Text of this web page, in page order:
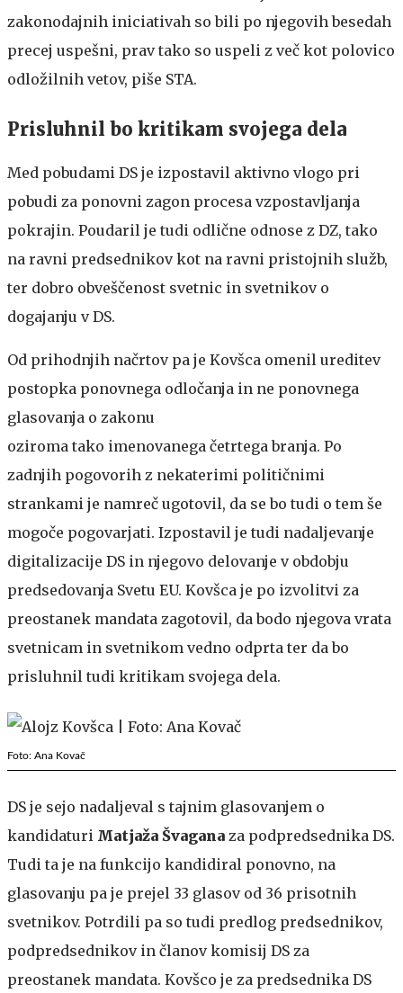
zakonodajnih iniciativah so bili po njegovih besedah
precej uspešni, prav tako so uspeli z več kot polovico
odložilnih vetov, piše STA.
Prisluhnil bo kritikam svojega dela
Med pobudami DS je izpostavil aktivno vlogo pri
pobudi za ponovni zagon procesa vzpostavljanja
pokrajin. Poudaril je tudi odlične odnose z DZ, tako
na ravni predsednikov kot na ravni pristojnih služb,
ter dobro obveščenost svetnic in svetnikov o
dogajanju v DS.
Od prihodnjih načrtov pa je Kovšca omenil ureditev
postopka ponovnega odločanja in ne ponovnega
glasovanja o zakonu
oziroma tako imenovanega četrtega branja. Po
zadnjih pogovorih z nekaterimi političnimi
strankami je namreč ugotovil, da se bo tudi o tem še
mogoče pogovarjati. Izpostavil je tudi nadaljevanje
digitalizacije DS in njegovo delovanje v obdobju
predsedovanja Svetu EU. Kovšca je po izvolitvi za
preostanek mandata zagotovil, da bodo njegova vrata
svetnicam in svetnikom vedno odprta ter da bo
prisluhnil tudi kritikam svojega dela.
Foto: Ana Kovač
DS je sejo nadaljeval s tajnim glasovanjem o
kandidaturi Matjaža Švagana za podpredsednika DS.
Tudi ta je na funkcijo kandidiral ponovno, na
glasovanju pa je prejel 33 glasov od 36 prisotnih
svetnikov. Potrdili pa so tudi predlog predsednikov,
podpredsednikov in članov komisij DS za
preostanek mandata. Kovšco je za predsednika DS